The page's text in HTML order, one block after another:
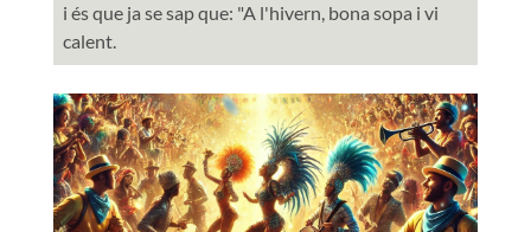
i és que ja se sap que: "A l'hivern, bona sopa i vi
calent.